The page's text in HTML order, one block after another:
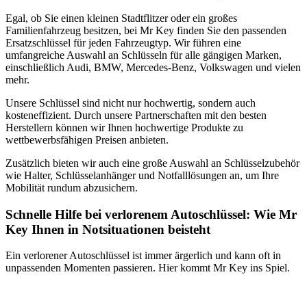
Egal, ob Sie einen kleinen Stadtflitzer oder ein großes
Familienfahrzeug besitzen, bei Mr Key finden Sie den passenden
Ersatzschlüssel für jeden Fahrzeugtyp. Wir führen eine
umfangreiche Auswahl an Schlüsseln für alle gängigen Marken,
einschließlich Audi, BMW, Mercedes-Benz, Volkswagen und vielen
mehr.
Unsere Schlüssel sind nicht nur hochwertig, sondern auch
kosteneffizient. Durch unsere Partnerschaften mit den besten
Herstellern können wir Ihnen hochwertige Produkte zu
wettbewerbsfähigen Preisen anbieten.
Zusätzlich bieten wir auch eine große Auswahl an Schlüsselzubehör
wie Halter, Schlüsselanhänger und Notfalllösungen an, um Ihre
Mobilität rundum abzusichern.
Schnelle Hilfe bei verlorenem Autoschlüssel: Wie Mr
Key Ihnen in Notsituationen beisteht
Ein verlorener Autoschlüssel ist immer ärgerlich und kann oft in
unpassenden Momenten passieren. Hier kommt Mr Key ins Spiel.